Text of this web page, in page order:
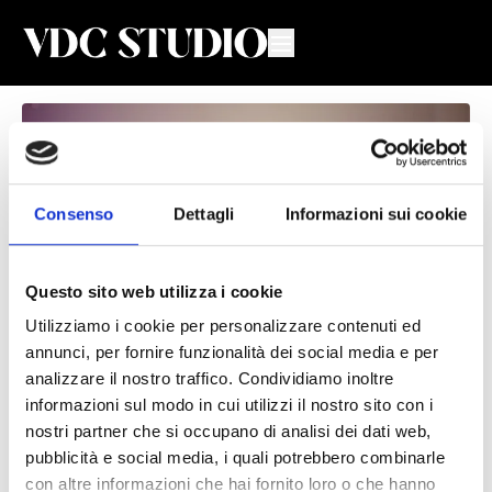
Consenso Dettagli Informazioni sui cookie
Questo sito web utilizza i cookie
Utilizziamo i cookie per personalizzare contenuti ed
annunci, per fornire funzionalità dei social media e per
analizzare il nostro traffico. Condividiamo inoltre
informazioni sul modo in cui utilizzi il nostro sito con i
nostri partner che si occupano di analisi dei dati web,
pubblicità e social media, i quali potrebbero combinarle
con altre informazioni che hai fornito loro o che hanno
Total Body Androide #91
Valeria De Chiara
Lezione di Total Body per donne 🍎 con Valeria e Daniela della